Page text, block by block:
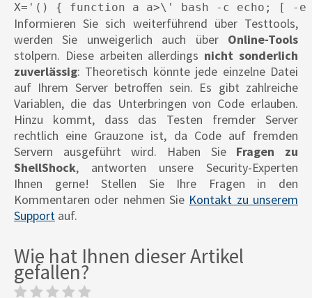
X='() { function a a>\' bash -c echo; [ -e
Informieren Sie sich weiterführend über Testtools,
werden Sie unweigerlich auch über Online-Tools
stolpern. Diese arbeiten allerdings nicht sonderlich
zuverlässig: Theoretisch könnte jede einzelne Datei
auf Ihrem Server betroffen sein. Es gibt zahlreiche
Variablen, die das Unterbringen von Code erlauben.
Hinzu kommt, dass das Testen fremder Server
rechtlich eine Grauzone ist, da Code auf fremden
Servern ausgeführt wird. Haben Sie Fragen zu
ShellShock, antworten unsere Security-Experten
Ihnen gerne! Stellen Sie Ihre Fragen in den
Kommentaren oder nehmen Sie Kontakt zu unserem
Support auf.
Wie hat Ihnen dieser Artikel
gefallen?